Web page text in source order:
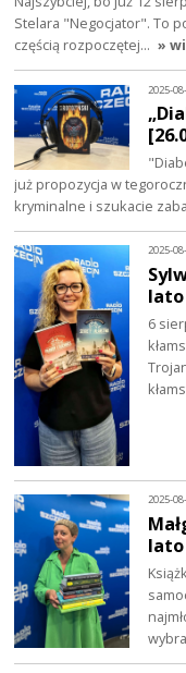
Stelara "Negocjator". To
częścią rozpoczętej… »
2025-
już propozycja w
kryminalne i szukacie
2025-
lato
6
2025-
lato